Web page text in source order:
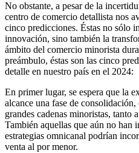
No obstante, a pesar de la
centro de comercio detallista nos
cinco predicciones. Éstas no sólo
innovación, sino también la
ámbito del comercio minorista
preámbulo, éstas son las cinco
detalle en nuestro país en el 2024:
En primer lugar, se espera que la
alcance una fase de
grandes cadenas minoristas, tanto
También aquellas que aún no han
estrategias omnicanal podrían
venta al por menor.